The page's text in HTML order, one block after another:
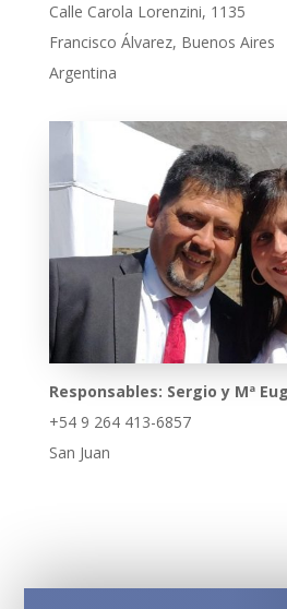
Calle Carola Lorenzini, 1135
Francisco Álvarez, Buenos Aires
Argentina
Responsables: Sergio y Mª
+54 9 264 413-6857
San Juan